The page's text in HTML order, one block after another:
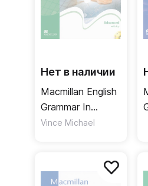
теоретический материал,
задания, направленные на
Линейка охватывает
Нет в наличии
Macmillan English
Grammar In
Context
ответы
Vince Michael